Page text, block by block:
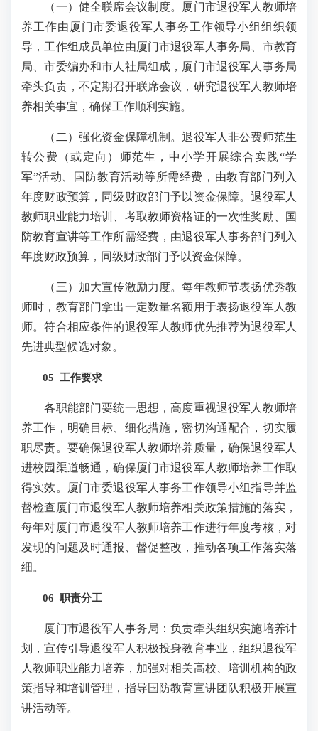
（一）健全联席会议制度。厦门市退役军人教师培
养工作由厦门市委退役军人事务工作领导小组组织领
导，工作组成员单位由厦门市退役军人事务局、市教育
局、市委编办和市人社局组成，厦门市退役军人事务局
牵头负责，不定期召开联席会议，研究退役军人教师培
养相关事宜，确保工作顺利实施。
（二）强化资金保障机制。退役军人非公费师范生
转公费（或定向）师范生，中小学开展综合实践“学
军”活动、国防教育活动等所需经费，由教育部门列入
年度财政预算，同级财政部门予以资金保障。退役军人
教师职业能力培训、考取教师资格证的一次性奖励、国
防教育宣讲等工作所需经费，由退役军人事务部门列入
年度财政预算，同级财政部门予以资金保障。
（三）加大宣传激励力度。每年教师节表扬优秀教
师时，教育部门拿出一定数量名额用于表扬退役军人教
师。符合相应条件的退役军人教师优先推荐为退役军人
先进典型候选对象。
05 工作要求
各职能部门要统一思想，高度重视退役军人教师培
养工作，明确目标、细化措施，密切沟通配合，切实履
职尽责。要确保退役军人教师培养质量，确保退役军人
进校园渠道畅通，确保厦门市退役军人教师培养工作取
得实效。厦门市委退役军人事务工作领导小组指导并监
督检查厦门市退役军人教师培养相关政策措施的落实，
每年对厦门市退役军人教师培养工作进行年度考核，对
发现的问题及时通报、督促整改，推动各项工作落实落
细。
06 职责分工
厦门市退役军人事务局：负责牵头组织实施培养计
划，宣传引导退役军人积极投身教育事业，组织退役军
人教师职业能力培养，加强对相关高校、培训机构的政
策指导和培训管理，指导国防教育宣讲团队积极开展宣
讲活动等。